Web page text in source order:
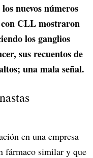
nuevos números
con CLL mostraron
los ganglios
sus recuentos de
una mala señal.
en una empresa
fármaco similar y que